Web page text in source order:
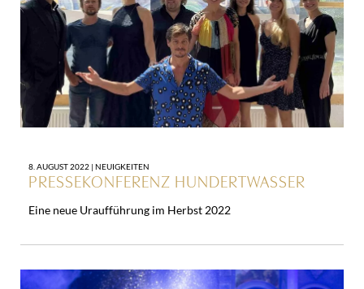
8. AUGUST 2022 | NEUIGKEITEN
PRESSEKONFERENZ HUNDERTWASSER
Eine neue Uraufführung im Herbst 2022